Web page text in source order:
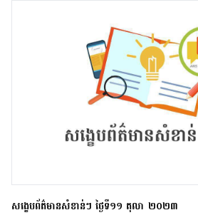
សង្ខេបព័ត៌មានសំខាន់ៗ ថ្ងៃទី១១ តុលា ២០២៣